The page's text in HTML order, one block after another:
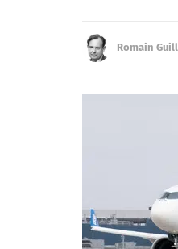
Romain